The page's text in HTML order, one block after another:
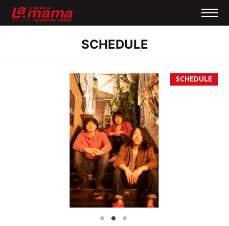
SCHEDULE